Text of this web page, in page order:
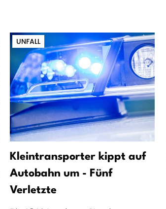
UNFALL
Kleintransporter kippt auf
Autobahn um - Fünf
Verletzte